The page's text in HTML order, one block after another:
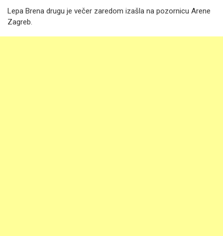
Lepa Brena drugu je večer zaredom izašla na pozornicu Arene
Zagreb.